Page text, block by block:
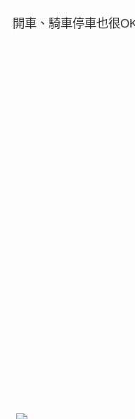
開車、騎車停車也很